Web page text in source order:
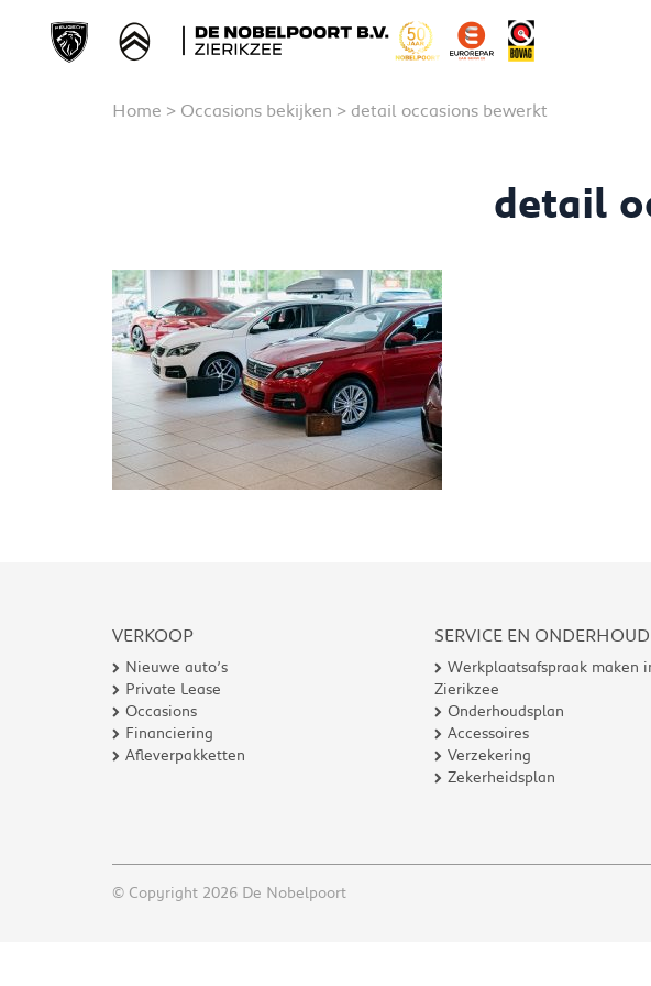
Home > Occasions bekijken > detail occasions bewerkt
detail
VERKOOP
Nieuwe auto’s
Private Lease
Occasions
Financiering
Afleverpakketten
SERVICE EN ONDERHOUD
Werkplaatsafspraak maken
Zierikzee
Onderhoudsplan
Accessoires
Verzekering
Zekerheidsplan
© Copyright 2026 De Nobelpoort